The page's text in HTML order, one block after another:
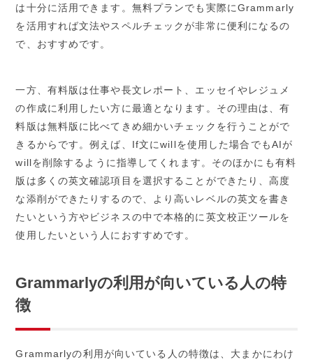
は十分に活用できます。無料プランでも実際にGrammarly
を活用すれば文法やスペルチェックが非常に便利になるの
で、おすすめです。
一方、有料版は仕事や長文レポート、エッセイやレジュメ
の作成に利用したい方に最適となります。その理由は、有
料版は無料版に比べてきめ細かいチェックを行うことがで
きるからです。例えば、If文にwillを使用した場合でもAIが
willを削除するように指導してくれます。そのほかにも有料
版は多くの英文確認項目を選択することができたり、高度
な添削ができたりするので、より高いレベルの英文を書き
たいという方やビジネスの中で本格的に英文校正ツールを
使用したいという人におすすめです。
Grammarlyの利用が向いている人の特
徴
Grammarlyの利用が向いている人の特徴は、大まかにわけ